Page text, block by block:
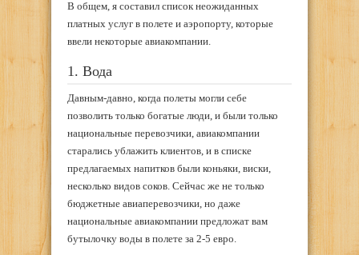
В общем, я составил список неожиданных
платных услуг в полете и аэропорту, которые
ввели некоторые авиакомпании.
1. Вода
Давным-давно, когда полеты могли себе
позволить только богатые люди, и были только
национальные перевозчики, авиакомпании
старались ублажить клиентов, и в списке
предлагаемых напитков были коньяки, виски,
несколько видов соков. Сейчас же не только
бюджетные авиаперевозчики, но даже
национальные авиакомпании предложат вам
бутылочку воды в полете за 2-5 евро.